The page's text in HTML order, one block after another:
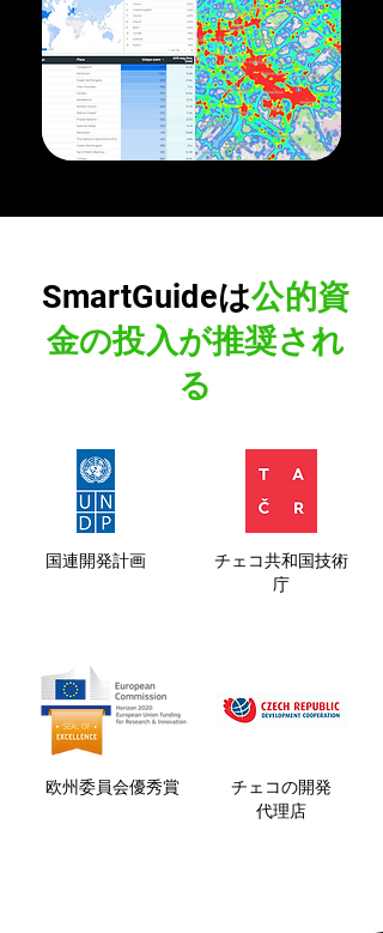
SmartGuideは公的資
金の投入が推奨され
る
国連開発計画
欧州委員会優秀賞
チェコ共和国技術
庁
チェコの開発
代理店